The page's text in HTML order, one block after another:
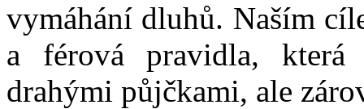
vymáhání dluhů. Naším
a férová pravidla, která
drahými půjčkami, ale